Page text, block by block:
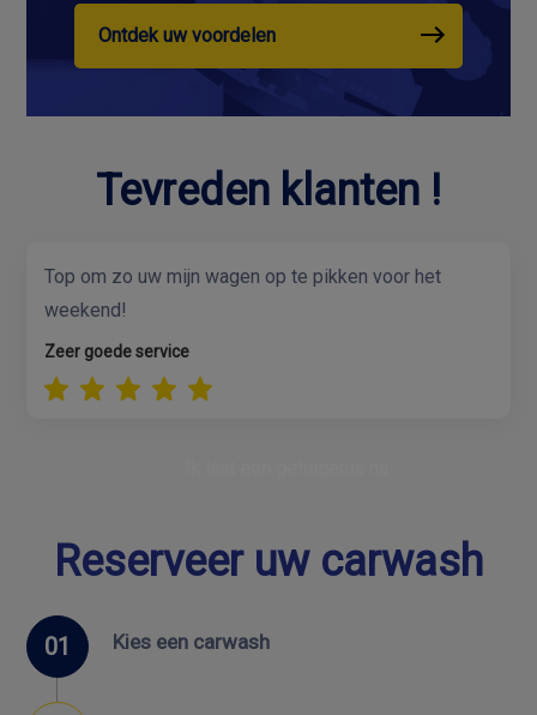
Ontdek uw voordelen
Tevreden klanten !
Top om zo uw mijn wagen op te pikken voor het
weekend!
Zeer goede service
Reserveer uw carwash
Kies een carwash